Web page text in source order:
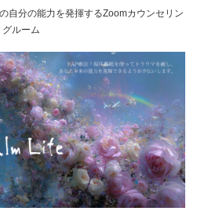
自分の能力を発揮するZoomカウンセリン
グルーム